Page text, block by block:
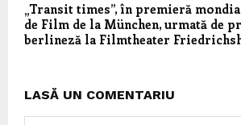
„Transit times”, în premieră
de Film de la München, urmată de
berlineză la Filmtheater
LASĂ UN COMENTARIU